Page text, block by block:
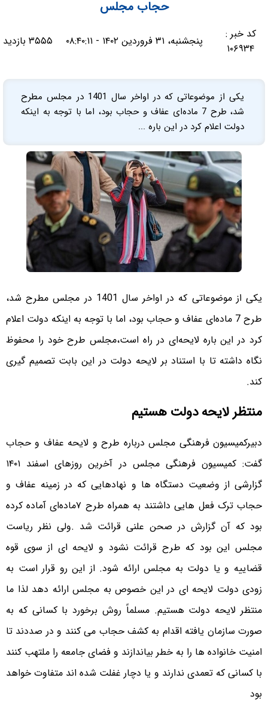
حجاب مجلس
کد خبر :
۱۰۶۹۳۴
پنجشنبه، ۳۱ فروردین ۱۴۰۲ - ۰۸:۴۰:۱۱ ۳۵۵۵ بازدید
یکی از موضوعاتی که در اواخر سال 1401 در مجلس مطرح
شد، طرح 7 ماده‌ای عفاف و حجاب بود، اما با توجه به اینکه
دولت اعلام کرد در این باره ...
یکی از موضوعاتی که در اواخر سال 1401 در مجلس مطرح شد،
طرح 7 ماده‌ای عفاف و حجاب بود، اما با توجه به اینکه دولت اعلام
کرد در این باره لایحه‌ای در راه است،‌مجلس طرح خود را محفوظ
نگاه داشته تا با استناد بر لایحه دولت در این بابت تصمیم ‌گیری
کند.
منتظر لایحه دولت هستیم
دبیرکمیسیون فرهنگی مجلس درباره طرح و لایحه عفاف و حجاب
گفت: کمیسیون فرهنگی مجلس در آخرین روزهای اسفند ۱۴۰۱
گزارشی از وضعیت دستگاه ها و نهادهایی که در زمینه عفاف و
حجاب ترک فعل هایی داشتند به همراه طرح ۷ماده‌ای آماده کرده
بود که آن گزارش در صحن علنی قرائت شد .ولی نظر ریاست
مجلس این بود که طرح قرائت نشود و لایحه ای از سوی قوه
قضاییه و یا دولت به مجلس ارائه شود. از این رو قرار است به
زودی دولت لایحه ای در این خصوص به مجلس ارائه دهد لذا ما
منتظر لایحه دولت هستیم. مسلماً روش برخورد با کسانی که به
صورت سازمان یافته اقدام به کشف حجاب می کنند و در صددند تا
امنیت خانواده ها را به خطر بیاندازند و فضای جامعه را ملتهب کنند
با کسانی که تعمدی ندارند و یا دچار غفلت شده اند متفاوت خواهد
بود